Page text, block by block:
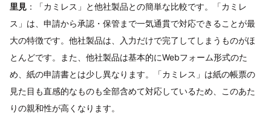
里見 ：「カミレス」と他社製品との簡単な比較です。「カミレ
ス」は、申請から承認・保管まで一気通貫で対応できることが最
大の特徴です。他社製品は、入力だけで完了してしまうものがほ
とんどです。また、他社製品は基本的にWebフォーム形式のた
め、紙の申請書とは少し異なります。「カミレス」は紙の帳票の
見た目も直感的なものも全部含めて対応しているため、このあた
りの親和性が高くなります。